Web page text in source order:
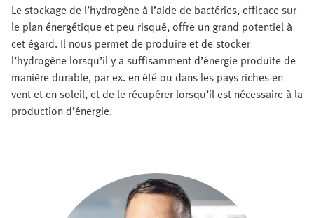
Le stockage de l’hydrogène à l’aide de bactéries, efficace sur
le plan énergétique et peu risqué, offre un grand potentiel à
cet égard. Il nous permet de produire et de stocker
l’hydrogène lorsqu’il y a suffisamment d’énergie produite de
manière durable, par ex. en été ou dans les pays riches en
vent et en soleil, et de le récupérer lorsqu’il est nécessaire à la
production d’énergie.